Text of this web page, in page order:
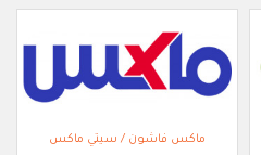
ماكس فاشون / سيتي ماكس